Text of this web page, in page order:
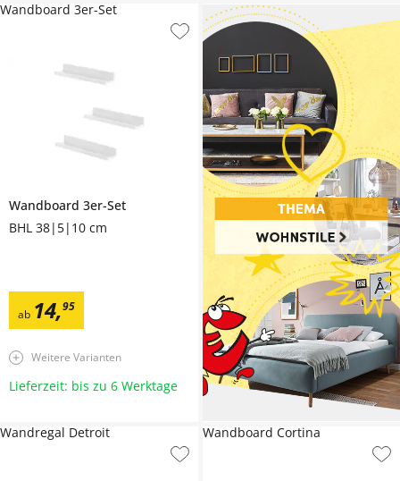
Wandboard 3er-Set
BHL 38|5|10 cm
ab 14,95
Wandboard 3er-Set
Weitere Varianten
Lieferzeit: bis zu 6 Werktage
Wandregal Detroit Wandboard Cortina